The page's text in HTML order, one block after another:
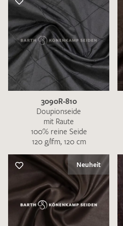
3090R-810
Doupionseide
mit Raute
100% reine Seide
120 g/lfm, 120 cm
Neuheit